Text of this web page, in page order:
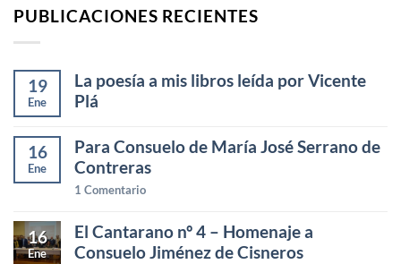
PUBLICACIONES RECIENTES
19
Ene
La poesía a mis libros leída por Vicente
Plá
16
Ene
Para Consuelo de María José Serrano de
Contreras
1 Comentario
16
Ene
El Cantarano nº 4 – Homenaje a
Consuelo Jiménez de Cisneros